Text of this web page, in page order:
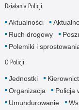
Działania Policji
Aktualności
Ruch drogowy
Polemiki i
O Policji
Jednostki
Organizacja
Policja
Umundurowanie